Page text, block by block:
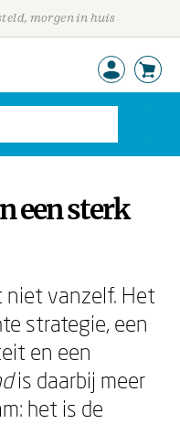
morgen in huis
een sterk
niet vanzelf. Het
strategie, een
en een
is daarbij meer
het is de